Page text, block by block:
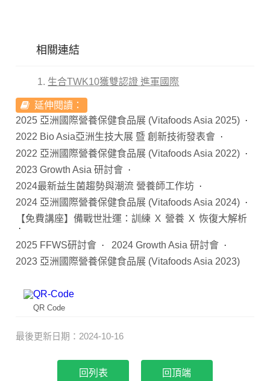
相關連結
生合TWK10獲雙認證 進軍國際
延伸閱讀：
2025 亞洲國際營養保健食品展 (Vitafoods Asia 2025)
2022 Bio Asia亞洲生技大展 暨 創新技術發表會
2022 亞洲國際營養保健食品展 (Vitafoods Asia 2022)
2023 Growth Asia 研討會
2024最新益生菌趨勢與潮流 營養師工作坊
2024 亞洲國際營養保健食品展 (Vitafoods Asia 2024)
【免費講座】備戰世壯運：訓練 Ｘ 營養 Ｘ 恢復大解析
2025 FFWS研討會
2024 Growth Asia 研討會
2023 亞洲國際營養保健食品展 (Vitafoods Asia 2023)
QR Code
最後更新日期：2024-10-16
回頂端